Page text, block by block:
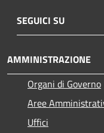
SEGUICI SU
AMMINISTRAZIONE
Organi di Governo
Aree
Uffici